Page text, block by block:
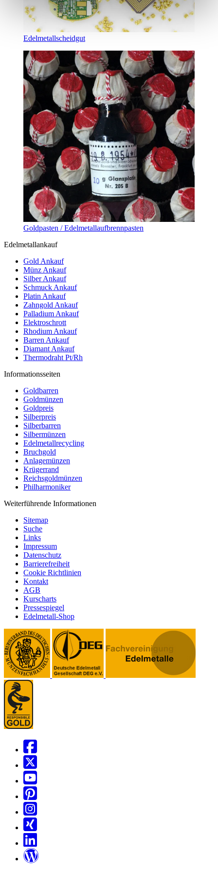
Edelmetallscheidgut
Goldpasten / Edelmetallaufbrennpasten
Edelmetallankauf
Gold Ankauf
Münz Ankauf
Silber Ankauf
Schmuck Ankauf
Platin Ankauf
Zahngold Ankauf
Palladium Ankauf
Elektroschrott
Rhodium Ankauf
Barren Ankauf
Diamant Ankauf
Thermodraht Pt/Rh
Informationsseiten
Goldbarren
Goldmünzen
Goldpreis
Silberpreis
Silberbarren
Silbermünzen
Edelmetallrecycling
Bruchgold
Anlagemünzen
Krügerrand
Reichsgoldmünzen
Philharmoniker
Weiterführende Informationen
Sitemap
Suche
Links
Impressum
Datenschutz
Barrierefreiheit
Cookie Richtlinien
Kontakt
AGB
Kurscharts
Pressespiegel
Edelmetall-Shop